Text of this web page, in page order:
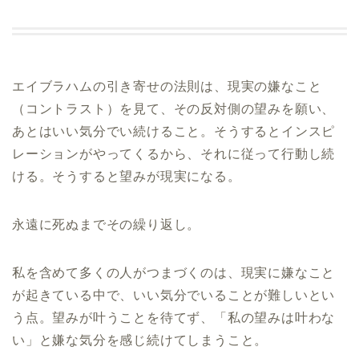
エイブラハムの引き寄せの法則は、現実の嫌なこと
（コントラスト）を見て、その反対側の望みを願い、
あとはいい気分でい続けること。そうするとインスピ
レーションがやってくるから、それに従って行動し続
ける。そうすると望みが現実になる。
永遠に死ぬまでその繰り返し。
私を含めて多くの人がつまづくのは、現実に嫌なこと
が起きている中で、いい気分でいることが難しいとい
う点。望みが叶うことを待てず、「私の望みは叶わな
い」と嫌な気分を感じ続けてしまうこと。